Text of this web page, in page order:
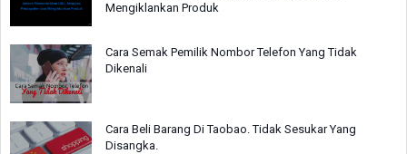
Mengiklankan Produk
Cara Semak Pemilik Nombor Telefon Yang Tidak
Dikenali
Cara Beli Barang Di Taobao. Tidak Sesukar Yang
Disangka.